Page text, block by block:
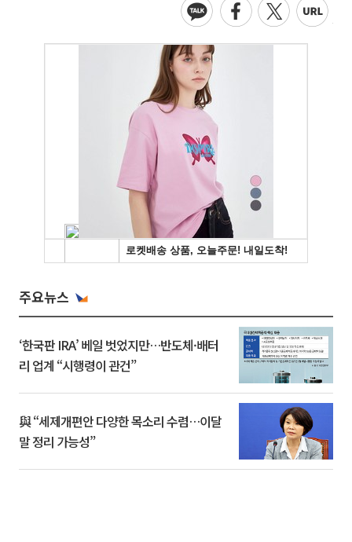
주요뉴스
‘한국판 IRA’ 베일 벗었지만…반도체·배터
리 업계 “시행령이 관건”
與 “세제개편안 다양한 목소리 수렴…이달
말 정리 가능성”